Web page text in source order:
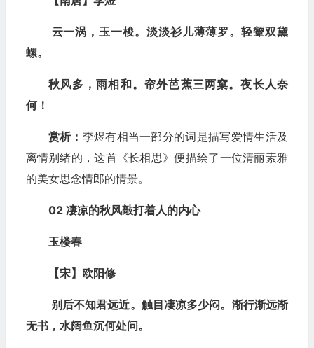
云一涡，玉一梭。淡淡衫儿薄薄罗。轻颦双黛
螺。
秋风多，雨相和。帘外芭蕉三两窠。夜长人奈
何！
赏析： 李煜有相当一部分的词是描写爱情生活及
离情别绪的，这首《长相思》便描绘了一位清丽素雅
的美女思念情郎的情景。
02 凄凉的秋风敲打着人的内心
玉楼春
【宋】欧阳修
别后不知君远近。触目凄凉多少闷。渐行渐远渐
无书，水阔鱼沉何处问。